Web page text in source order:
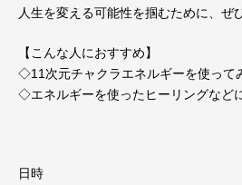
人生を変える可能性を掴むために、ぜ
【こんな人におすすめ】
◇11次元チャクラエネルギーを使って
◇エネルギーを使ったヒーリングなど
日時